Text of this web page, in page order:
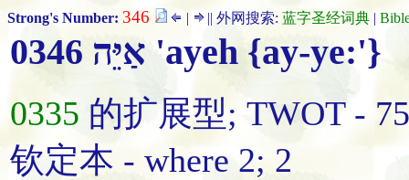
Strong's Number: 346 | || 外网搜索: 蓝字圣经词典 |
0346 אַיֵּה 'ayeh {ay-ye:'}
0335 的扩展型; TWOT -
钦定本 - where 2; 2